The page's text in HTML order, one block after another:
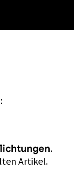
.
Artikel.